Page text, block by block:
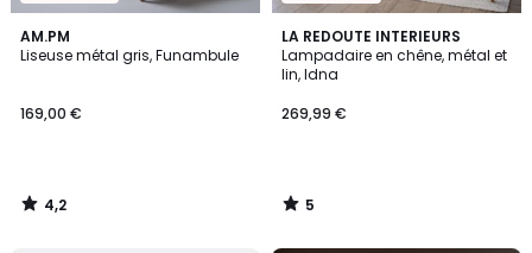
AM.PM
Liseuse métal gris, Funambule
169,00 €
4,2
/ 5
4,2
/
LA REDOUTE INTERIEURS
Lampadaire en chêne, métal et
lin, Idna
269,99 €
5
/
5
5
/